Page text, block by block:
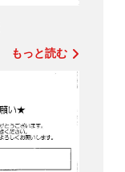
もっと読む